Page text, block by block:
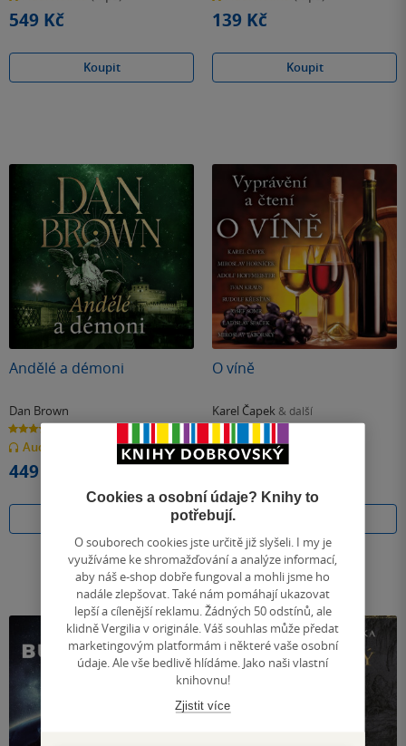
hvězdiček
549 Kč
Koupit
hvězdiček
139 Kč
Koupit
Andělé a démoni
Dan Brown
4.8
z
5
hvězdiček
Audiokniha (mp3)
449 Kč
O víně
Karel Čapek& další
0.0
5
hvězdiček
Audiokniha
139 Kč
Cookies a osobní údaje? Knihy to
potřebují.
O souborech cookies jste určitě již slyšeli. I my je
využíváme ke shromažďování a analýze informací,
aby náš e-shop dobře fungoval a mohli jsme ho
nadále zlepšovat. Také nám pomáhají ukazovat
lepší a cílenější reklamu. Žádných 50 odstínů, ale
klidně Vergilia v originále. Váš souhlas může předat
marketingovým platformám i některé vaše osobní
údaje. Ale vše bedlivě hlídáme. Jako naši vlastní
knihovnu!
Zjistit více